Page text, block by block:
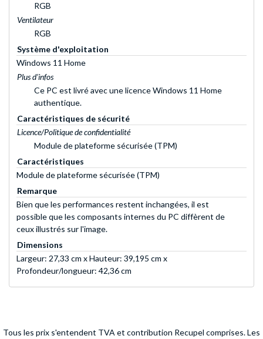
RGB
Ventilateur
RGB
Système d'exploitation
Windows 11 Home
Plus d’infos
Ce PC est livré avec une licence Windows 11 Home
authentique.
Caractéristiques de sécurité
Licence/Politique de confidentialité
Module de plateforme sécurisée (TPM)
Caractéristiques
Module de plateforme sécurisée (TPM)
Remarque
Bien que les performances restent inchangées, il est
possible que les composants internes du PC diffèrent de
ceux illustrés sur l'image.
Dimensions
Largeur: 27,33 cm x Hauteur: 39,195 cm x
Profondeur/longueur: 42,36 cm
Tous les prix s'entendent TVA et contribution Recupel comprises. Les